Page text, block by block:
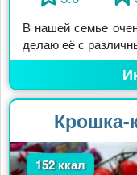
В нашей семье
делаю её с
Крошка-
152 ккал